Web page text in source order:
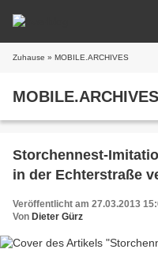
Zuhause » MOBILE.ARCHIVES
MOBILE.ARCHIVES
Storchennest-
in der Echterstraße
Veröffentlicht am 27.03.2013
Von Dieter Gürz